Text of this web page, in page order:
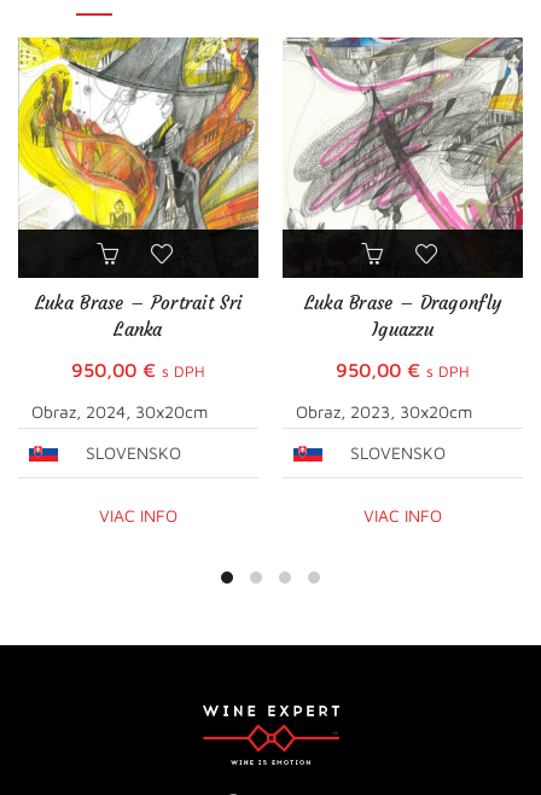
Luka Brase – Portrait Sri
Lanka
950,00 € s DPH
Obraz, 2024, 30x20cm
SLOVENSKO
VIAC INFO
Luka Brase – Dragonfly
Iguazzu
950,00 € s DPH
Obraz, 2023, 30x20cm
SLOVENSKO
VIAC INFO